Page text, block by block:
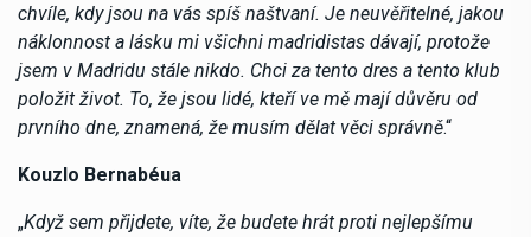
chvíle, kdy jsou na vás spíš naštvaní. Je neuvěřitelné, jakou
náklonnost a lásku mi všichni madridistas dávají, protože
jsem v Madridu stále nikdo. Chci za tento dres a tento klub
položit život. To, že jsou lidé, kteří ve mě mají důvěru od
prvního dne, znamená, že musím dělat věci správně.“
Kouzlo Bernabéua
„Když sem přijdete, víte, že budete hrát proti nejlepšímu